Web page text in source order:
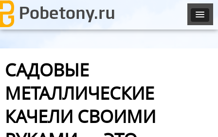
САДОВЫЕ
МЕТАЛЛИЧЕСКИЕ
КАЧЕЛИ СВОИМИ